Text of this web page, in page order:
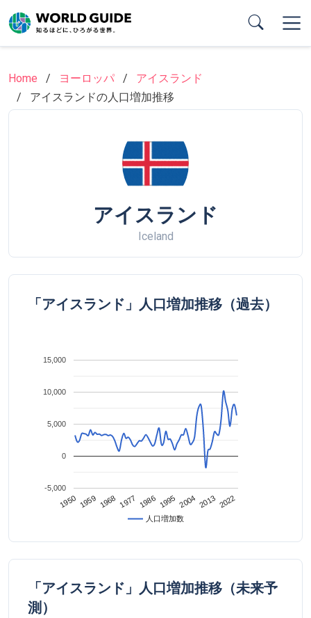
to
main
Home
ヨーロッパ
アイスランド
アイスランドの人口増加推移
アイスランド
Iceland
「アイスランド」人口増加推移（過去）
人口増加数
1950 1959 1968 1977 1986 1995 2004 2013 2022
-5,000
0
5,000
10,000
15,000
「アイスランド」人口増加推移（未来予
測）